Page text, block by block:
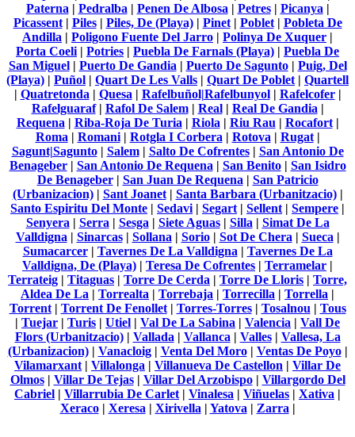
Paterna | Pedralba | Penen De Albosa | Petres| Picanya |
Picassent| Piles| Piles, De (Playa)| Pinet| Poblet| Pobleta De
Andilla | Poligono Fuente Del Jarro | Polinya De Xuquer |
Porta Coeli | Potries | Puebla De Farnals (Playa) | Puebla De
San Miguel| Puerto De Gandia | Puerto De Sagunto| Puig, Del
(Playa) | Puñol | Quart De Les Valls | Quart De Poblet | Quartell
| Quatretonda | Quesa | Rafelbuñol|Rafelbunyol| Rafelcofer|
Rafelguaraf| Rafol De Salem| Real| Real De Gandia |
Requena | Riba-Roja De Turia | Riola | Riu Rau | Rocafort|
Roma | Romani| Rotgla I Corbera | Rotova | Rugat|
Sagunt|Sagunto| Salem| Salto De Cofrentes| San Antonio De
Benageber| San Antonio De Requena | San Benito| San Isidro
De Benageber| San Juan De Requena | San Patricio
(Urbanizacion)| Sant Joanet| Santa Barbara (Urbanitzacio)|
Santo Espiritu Del Monte | Sedavi | Segart | Sellent | Sempere |
Senyera | Serra | Sesga | Siete Aguas| Silla | Simat De La
Valldigna | Sinarcas| Sollana | Sorio| Sot De Chera | Sueca |
Sumacarcer| Tavernes De La Valldigna | Tavernes De La
Valldigna, De (Playa) | Teresa De Cofrentes | Terramelar |
Terrateig | Titaguas | Torre De Cerda | Torre De Lloris | Torre,
Aldea De La | Torrealta | Torrebaja | Torrecilla | Torrella |
Torrent| Torrent De Fenollet| Torres-Torres| Tosalnou | Tous
| Tuejar | Turis | Utiel | Val De La Sabina | Valencia | Vall De
Flors (Urbanitzacio)| Vallada | Vallanca | Valles| Vallesa, La
(Urbanizacion)| Vanacloig| Venta Del Moro| Ventas De Poyo|
Vilamarxant | Villalonga | Villanueva De Castellon | Villar De
Olmos| Villar De Tejas| Villar Del Arzobispo| Villargordo Del
Cabriel | Villarrubia De Carlet | Vinalesa | Viñuelas | Xativa |
Xeraco| Xeresa | Xirivella | Yatova | Zarra |